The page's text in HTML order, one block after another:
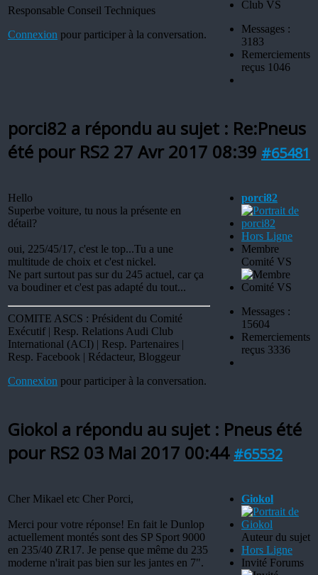
Responsable Conseil Techniques
Connexion pour participer à la conversation.
Messages :
3183
Remerciements
reçus 1046
porci82 a répondu au sujet : Re:Pneus
été pour RS2 27 Avr 2017 08:39 #65481
Hello
Superbe voiture, tu nous la présente en
détail?
oui, 225/45/17, c'est le top...Tu a une
multitude de choix et c'est nickel.
Ne part surtout pas sur du 245 actuel, car ça
va boudiner et c'est pas adapté du tout...
COMITE ASCS : Président du Comité
Exécutif | Resp. Relations Audi Club
International (ACI) | Resp. Partenaires |
Resp. Facebook | Rédacteur, Bloggeur
Connexion pour participer à la conversation.
porci82
Hors Ligne
Membre
Comité VS
Messages :
15604
Remerciements
reçus 3336
Giokol a répondu au sujet : Pneus été
pour RS2 03 Mai 2017 00:44 #65532
Cher Mikael etc Cher Porci,
Merci pour votre réponse! En fait le Dunlop
actuellement montés sont des SP Sport 9000
en 235/40 ZR17. Je pense que même du 235
moderne n'irait pas bien sur les jantes en 7".
Giokol
Auteur du sujet
Hors Ligne
Invité Forums